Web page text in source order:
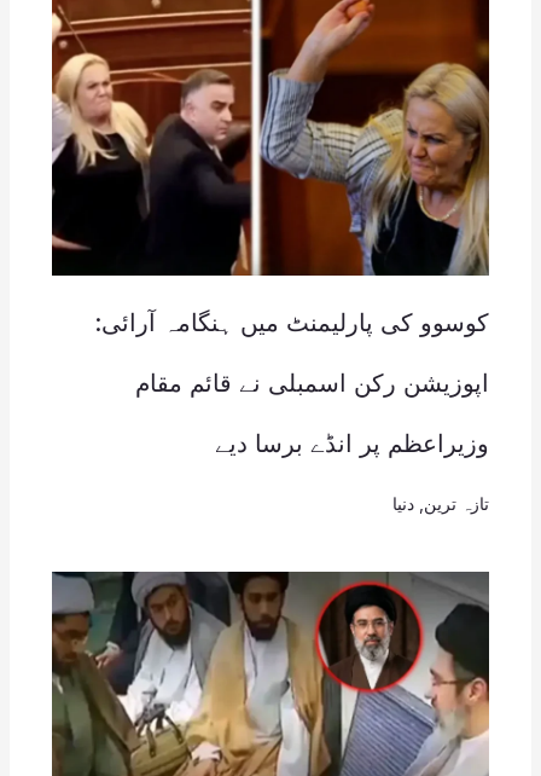
کوسوو کی پارلیمنٹ میں ہنگامہ آرائی:
اپوزیشن رکن اسمبلی نے قائم مقام
وزیراعظم پر انڈے برسا دیے
تازہ ترین دنیا